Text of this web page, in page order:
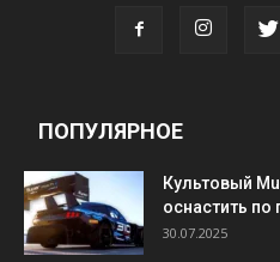
ПОПУЛЯРНОЕ
Культовый
оснастить по
30.07.2025